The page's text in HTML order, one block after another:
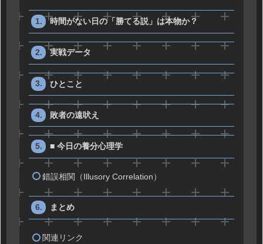
時間がない日の「勝てる説」は本物か？
実戦データ
ひとこと
敗者の遠吠え
■ 今日の養分心理学
錯誤相関（Illusory Correlation）
まとめ
関連リンク